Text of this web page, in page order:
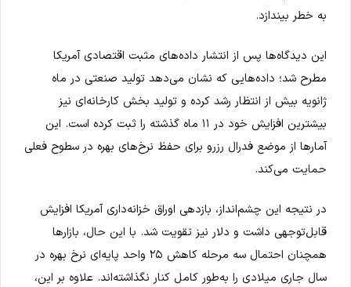
به خطر بیندازد.
این دیدگاه‌ها پس از انتشار داده‌های مثبت اقتصادی آمریکا
مطرح شد؛ داده‌هایی که نشان می‌دهد تولید صنعتی در ماه
ژانویه بیش از انتظار رشد کرده و تولید بخش کارخانه‌ای نیز
بیشترین افزایش خود در ۱۱ ماه گذشته را ثبت کرده است. این
آمارها از موضع فدرال رزرو برای حفظ نرخ‌های بهره در سطوح فعلی
حمایت می‌کند.
در نتیجه این چشم‌انداز، بازدهی اوراق خزانه‌داری آمریکا افزایش
قابل‌توجهی داشت و دلار نیز تقویت شد. با این حال، بازارها
همچنان احتمال سه مرحله کاهش ۲۵ واحد پایه‌ای نرخ بهره در
سال جاری میلادی را به‌طور کامل کنار نگذاشته‌اند. علاوه بر این،